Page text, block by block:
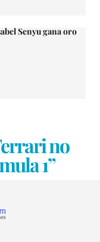
Senyu gana oro
no
1”